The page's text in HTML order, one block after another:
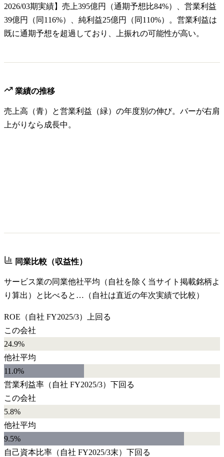
2026/03期実績】売上395億円（通期予想比84%）、営業利益
39億円（同116%）、純利益25億円（同110%）。営業利益は
既に通期予想を超過しており、上振れの可能性が高い。
業績の推移
売上高（青）と営業利益（緑）の年度別の伸び。バーが右肩
上がりなら成長中。
同業比較（収益性）
サービス業の同業他社平均（自社を除く当サイト掲載銘柄よ
り算出）と比べると…（自社は直近の年次実績で比較）
ROE （自社 FY2025/3）
上回る
この会社
24.9%
他社平均
11.0%
営業利益率 （自社 FY2025/3） 下回る
この会社
5.8%
他社平均
9.5%
自己資本比率 （自社 FY2025/3末） 下回る